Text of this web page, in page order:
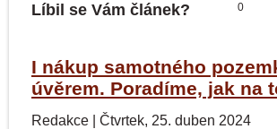
Líbil se Vám článek? 0
I nákup samotného
úvěrem. Poradíme, jak na
Redakce | Čtvrtek, 25. duben 2024